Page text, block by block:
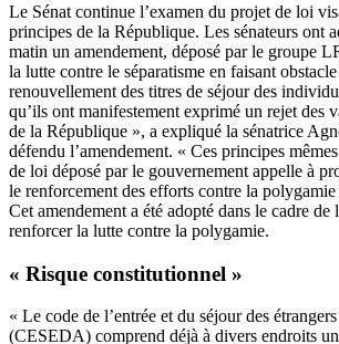
Le Sénat continue l’examen du projet de loi
principes de la République. Les sénateurs ont
matin un amendement, déposé par le groupe
la lutte contre le séparatisme en faisant
renouvellement des titres de séjour des
qu’ils ont manifestement exprimé un rejet des
de la République », a expliqué la sénatrice
défendu l’amendement. « Ces principes
de loi déposé par le gouvernement appelle à
le renforcement des efforts contre la
Cet amendement a été adopté dans le cadre de
renforcer la lutte contre la polygamie.
« Risque constitutionnel »
« Le code de l’entrée et du séjour des
(CESEDA) comprend déjà à divers endroits